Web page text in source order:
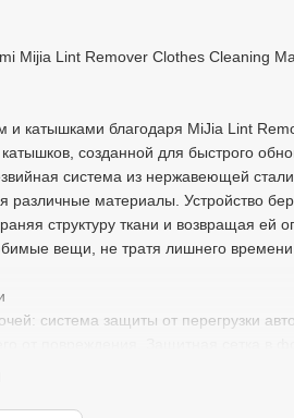
Mijia Lint Remover Clothes Cleaning
катышками благодаря MiJia Lint
созданной для быстрого
система из нержавеющей
различные материалы. Устройство
структуру ткани и возвращая ей
вещи, не тратя лишнего
система защиты от перегрузки
безопасную работу даже с